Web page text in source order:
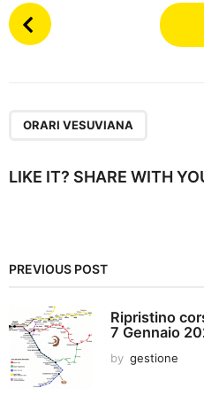
P
o
i
i
n
ORARI VESUVIANA
LIKE IT? SHARE WITH
PREVIOUS POST
Ripristino
7 Gennaio
by gestione